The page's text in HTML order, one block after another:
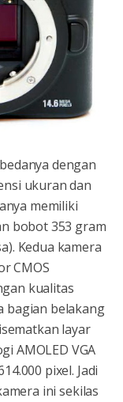
dengan
ukuran dan
memiliki
bobot 353 gram
Kedua kamera
CMOS
kualitas
bagian belakang
layar
AMOLED VGA
pixel. Jadi
ini sekilas